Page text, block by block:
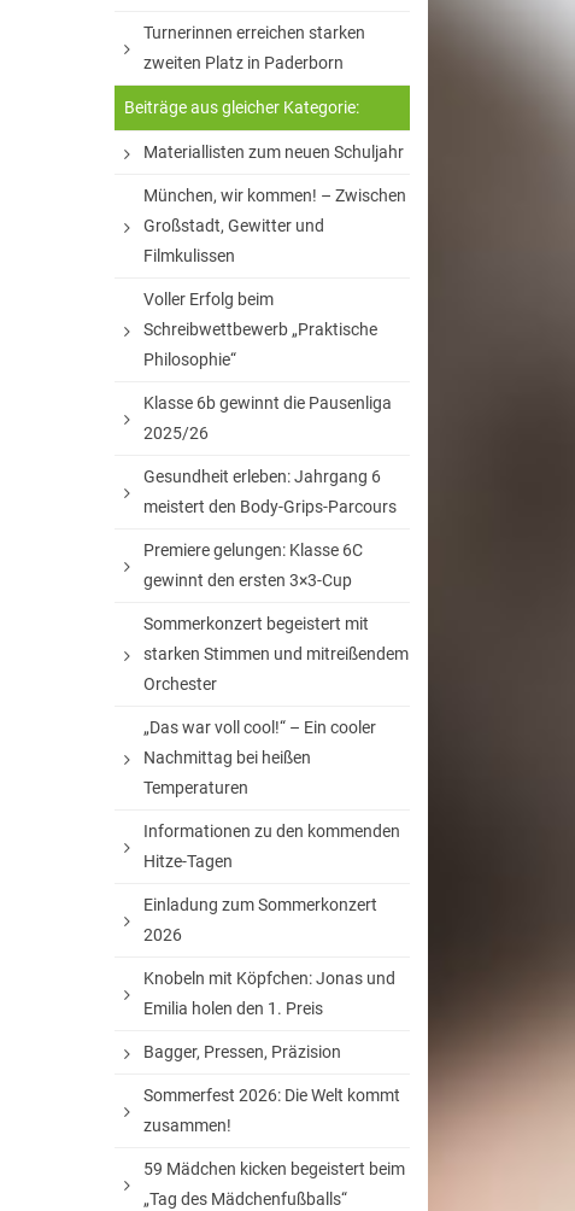
Turnerinnen erreichen starken
zweiten Platz in Paderborn
Beiträge aus gleicher Kategorie:
Materiallisten zum neuen Schuljahr
München, wir kommen! – Zwischen
Großstadt, Gewitter und
Filmkulissen
Voller Erfolg beim
Schreibwettbewerb „Praktische
Philosophie“
Klasse 6b gewinnt die Pausenliga
2025/26
Gesundheit erleben: Jahrgang 6
meistert den Body-Grips-Parcours
Premiere gelungen: Klasse 6C
gewinnt den ersten 3×3-Cup
Sommerkonzert begeistert mit
starken Stimmen und mitreißendem
Orchester
„Das war voll cool!“ – Ein cooler
Nachmittag bei heißen
Temperaturen
Informationen zu den kommenden
Hitze-Tagen
Einladung zum Sommerkonzert
2026
Knobeln mit Köpfchen: Jonas und
Emilia holen den 1. Preis
Bagger, Pressen, Präzision
Sommerfest 2026: Die Welt kommt
zusammen!
59 Mädchen kicken begeistert beim
„Tag des Mädchenfußballs“